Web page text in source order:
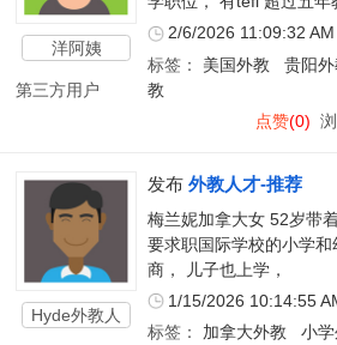
洋阿姨
第三方用户
2/6/2026 11:09:32 AM
标签： 美国外教 贵阳外
教
点赞(0)
Hyde外教人
发布 外教人才-推荐
梅兰妮加拿大女 52岁带
要求职国际学校的小学
商， 儿子也上学，
1/15/2026 10:14:55
标签： 加拿大外教 小